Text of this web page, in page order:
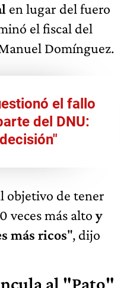
en lugar del fuero
el fiscal del
Domínguez.
el fallo
del DNU:
objetivo de tener
veces más altoy
más ricos", dijo